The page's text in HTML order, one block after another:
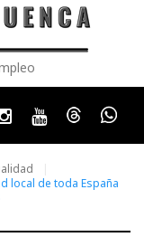
Instagram
YoutubeThreads
local de toda España